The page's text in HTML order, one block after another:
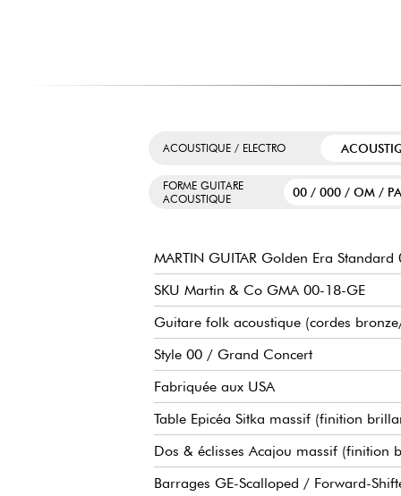
ACOUSTIQUE / ELECTRO
FORME GUITARE
ACOUSTIQUE
00 / 000 / OM /
MARTIN GUITAR Golden Era Standard
SKU Martin & Co GMA 00-18-GE
Guitare folk acoustique (cordes
Style 00 / Grand Concert
Fabriquée aux USA
Table Epicéa Sitka massif (finition
Dos & éclisses Acajou massif (finition
Barrages GE-Scalloped / Forward-